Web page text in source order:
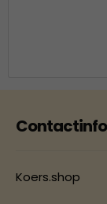
Koers.shop